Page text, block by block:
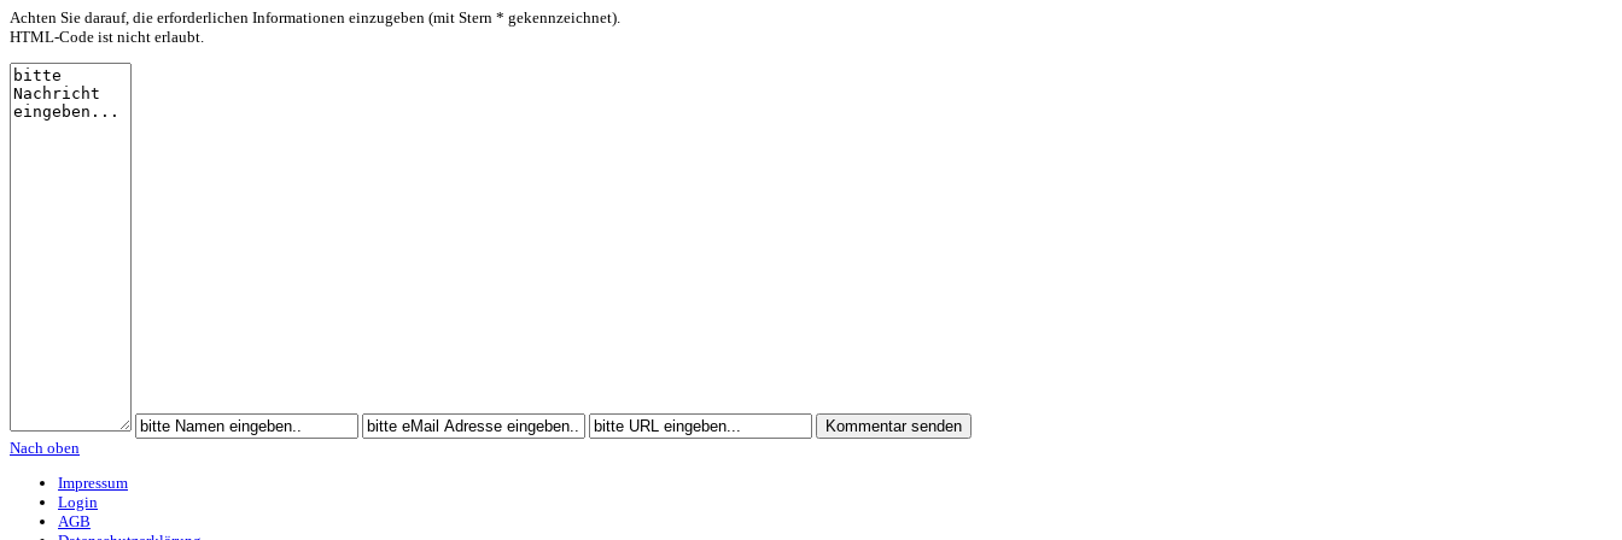
Achten Sie darauf, die erforderlichen Informationen einzugeben (mit Stern * gekennzeichnet).
HTML-Code ist nicht erlaubt.
Nach oben
Impressum
Login
AGB